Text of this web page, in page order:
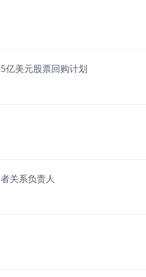
亿美元股票回购计划
关系负责人